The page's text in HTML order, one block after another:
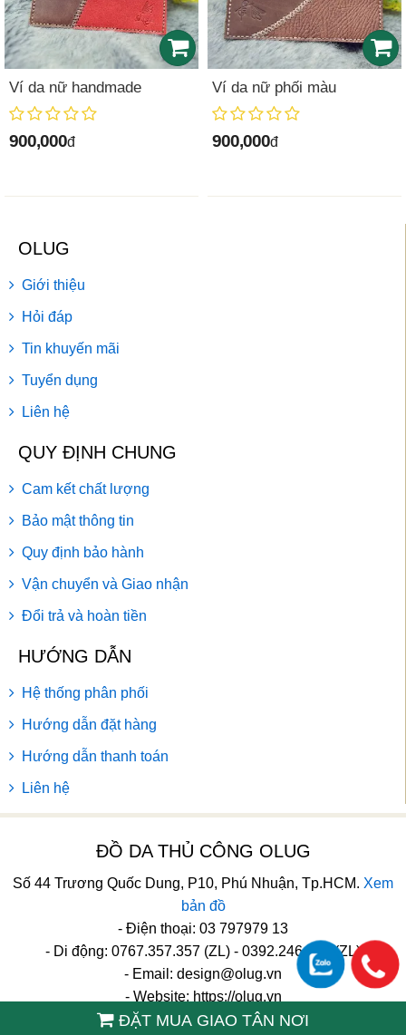
ĐẶT MUA GIAO TÂN NƠI
Ví da nữ handmade
900,000đ
Ví da nữ phối màu
900,000đ
OLUG
Giới thiệu
Hỏi đáp
Tin khuyến mãi
Tuyển dụng
Liên hệ
QUY ĐỊNH CHUNG
Cam kết chất lượng
Bảo mật thông tin
Quy định bảo hành
Vận chuyển và Giao nhận
Đổi trả và hoàn tiền
HƯỚNG DẪN
Hệ thống phân phối
Hướng dẫn đặt hàng
Hướng dẫn thanh toán
Liên hệ
ĐỒ DA THỦ CÔNG OLUG
Số 44 Trương Quốc Dung, P10, Phú Nhuận, Tp.HCM. Xem
bản đồ
- Điện thoại: 03 797979 13
- Di động: 0767.357.357 (ZL) - 0392.246.246 (ZL)
- Email: design@olug.vn
- Website: https://olug.vn